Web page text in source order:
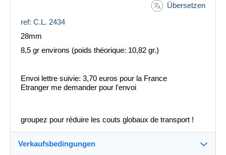
Übersetzen
ref: C.L. 2434
28mm
8,5 gr environs (poids théorique: 10,82 gr.)
Envoi lettre suivie: 3,70 euros pour la France
Etranger me demander pour l'envoi
groupez pour réduire les couts globaux de transport !
Verkaufsbedingungen